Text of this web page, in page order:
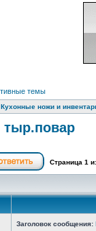
темы
Кухонные ножи и
тыр.повар
Страница 1
Заголовок сообщения: